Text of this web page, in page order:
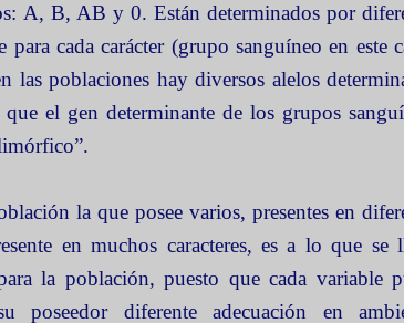
A, B, AB y 0. Están determinados por
cada carácter (grupo sanguíneo en este
las poblaciones hay diversos alelos
el gen determinante de los grupos
la que posee varios, presentes en
en muchos caracteres, es a lo que se
la población, puesto que cada variable
poseedor diferente adecuación en